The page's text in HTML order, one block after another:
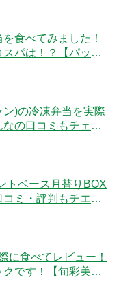
食べてみました！
パは！？【パッと
)の冷凍弁当を実際
の口コミもチェッ
トベース月替りBOX
ミ・評判もチエッ
に食べてレビュー！
です！【旬彩美